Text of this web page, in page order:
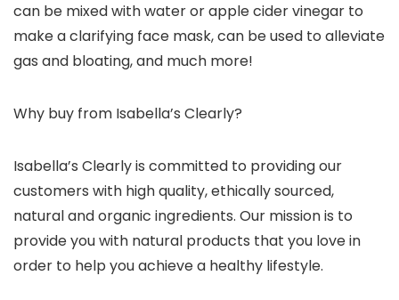
can be mixed with water or apple cider vinegar to
make a clarifying face mask, can be used to alleviate
gas and bloating, and much more!
Why buy from Isabella’s Clearly?
Isabella’s Clearly is committed to providing our
customers with high quality, ethically sourced,
natural and organic ingredients. Our mission is to
provide you with natural products that you love in
order to help you achieve a healthy lifestyle.